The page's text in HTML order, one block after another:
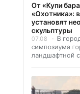
От «Купи
«Охотника»:
установят
скульптуры
07.08
В
симпозиума
ландшафтной